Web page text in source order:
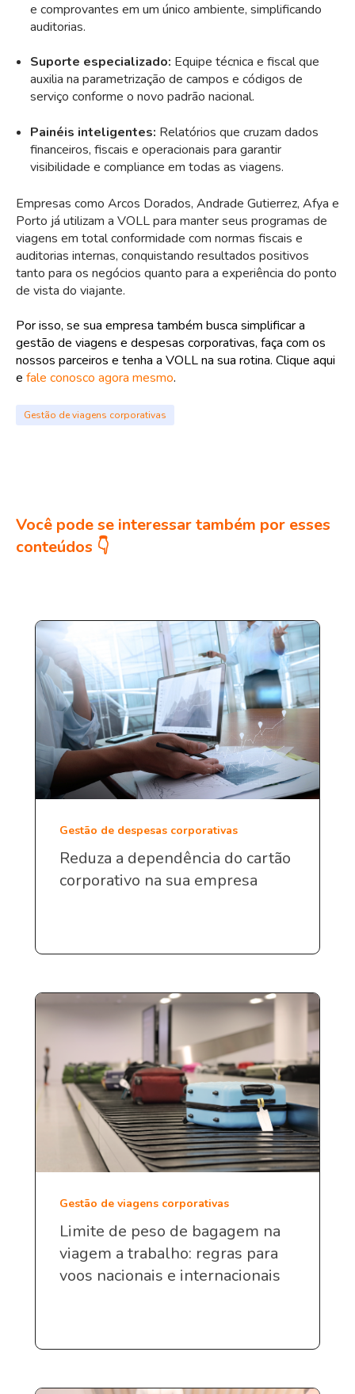
e comprovantes em um único ambiente, simplificando
auditorias.
Suporte especializado: Equipe técnica e fiscal que
auxilia na parametrização de campos e códigos de
serviço conforme o novo padrão nacional.
Painéis inteligentes: Relatórios que cruzam dados
financeiros, fiscais e operacionais para garantir
visibilidade e compliance em todas as viagens.
Empresas como Arcos Dorados, Andrade Gutierrez, Afya e
Porto já utilizam a VOLL para manter seus programas de
viagens em total conformidade com normas fiscais e
auditorias internas, conquistando resultados positivos
tanto para os negócios quanto para a experiência do ponto
de vista do viajante.
Por isso, se sua empresa também busca simplificar a
gestão de viagens e despesas corporativas, faça com os
nossos parceiros e tenha a VOLL na sua rotina. Clique aqui
e fale conosco agora mesmo.
Gestão de viagens corporativas
Você pode se interessar também por esses
conteúdos 👇
Gestão de despesas corporativas
Reduza a dependência do cartão
corporativo na sua empresa
Gestão de viagens corporativas
Limite de peso de bagagem na
viagem a trabalho: regras para
voos nacionais e internacionais